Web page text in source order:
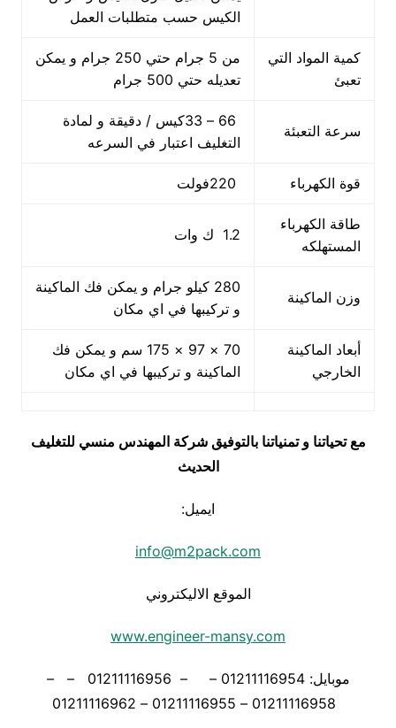
الكيس حسب متطلبات العمل
كمية المواد التي
تعبئ
من 5 جرام حتي 250 جرام و يمكن
تعديله حتي 500 جرام
سرعة التعبئة
66 – 33كيس / دقيقة و لمادة
التغليف اعتبار في السرعه
قوة الكهرباء
طاقة الكهرباء
المستهلكه
1.2 ك وات
وزن الماكينة
280 كيلو جرام و يمكن فك الماكينة
و تركيبها في اي مكان
أبعاد الماكينة
الخارجي
70 × 97 × 175 سم و يمكن فك
الماكينة و تركيبها في اي مكان
مع تحياتنا و تمنياتنا بالتوفيق شركة المهندس منسي للتغليف
الحديث
ايميل:
info@m2pack.com
الموقع الاليكتروني
www.engineer-mansy.com
موبايل: 01211116954 – – 01211116956 – –